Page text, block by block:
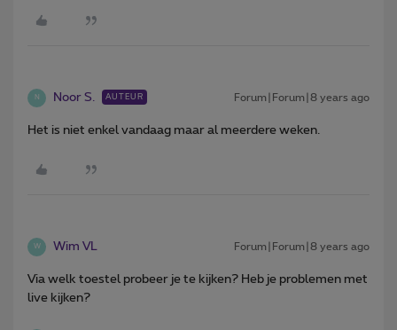
N Noor S. AUTEUR Forum|Forum|8 years ago
Het is niet enkel vandaag maar al meerdere weken.
W Wim VL Forum|Forum|8 years ago
Via welk toestel probeer je te kijken? Heb je problemen met
live kijken?